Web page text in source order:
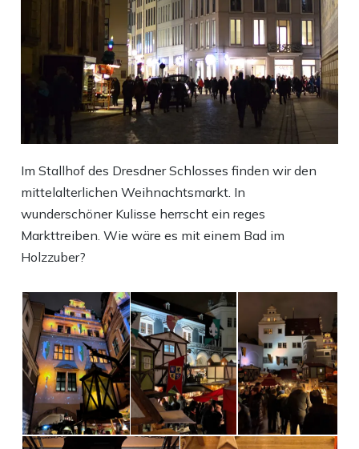
Im Stallhof des Dresdner Schlosses finden wir den
mittelalterlichen Weihnachtsmarkt. In
wunderschöner Kulisse herrscht ein reges
Markttreiben. Wie wäre es mit einem Bad im
Holzzuber?